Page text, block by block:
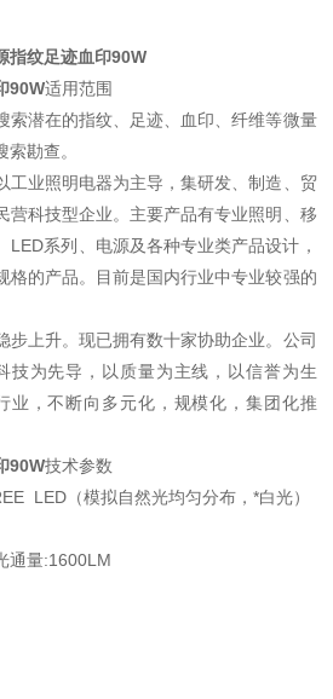
指纹足迹血印90W
90W适用范围
索潜在的指纹、足迹、血印、纤维等微量
勘查。
工业照明电器为主导，集研发、制造、贸
营科技型企业。主要产品有专业照明、移
LED系列、电源及各种专业类产品设计，
格的产品。目前是国内行业中专业较强的
步上升。现已拥有数十家协助企业。公司
技为先导，以质量为主线，以信誉为生
业，不断向多元化，规模化，集团化推
90W技术参数
LED（模拟自然光均匀分布，*白光）
通量:1600LM